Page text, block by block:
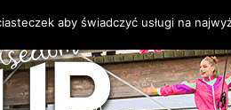
aby świadczyć usługi na